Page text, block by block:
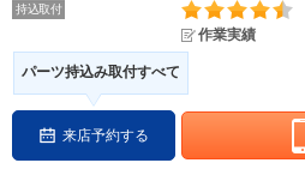
持込取付
作業実績
パーツ持込み取付すべて
来店予約する